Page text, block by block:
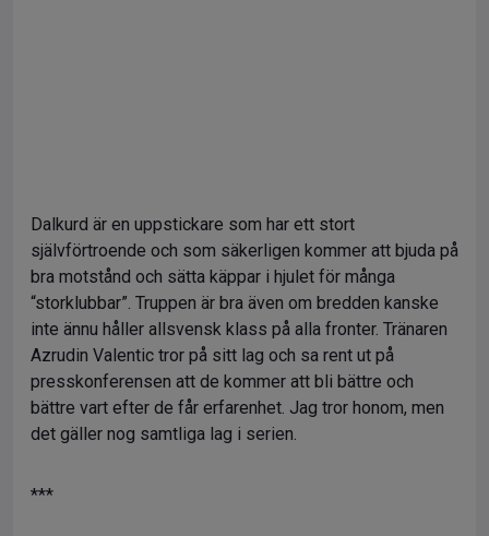
Dalkurd är en uppstickare som har ett stort
självförtroende och som säkerligen kommer att bjuda på
bra motstånd och sätta käppar i hjulet för många
“storklubbar”. Truppen är bra även om bredden kanske
inte ännu håller allsvensk klass på alla fronter. Tränaren
Azrudin Valentic tror på sitt lag och sa rent ut på
presskonferensen att de kommer att bli bättre och
bättre vart efter de får erfarenhet. Jag tror honom, men
det gäller nog samtliga lag i serien.
***